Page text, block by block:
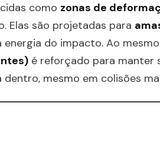
como zonas de
Elas são projetadas para
energia do impacto. Ao
é reforçado para manter
mesmo em colisões